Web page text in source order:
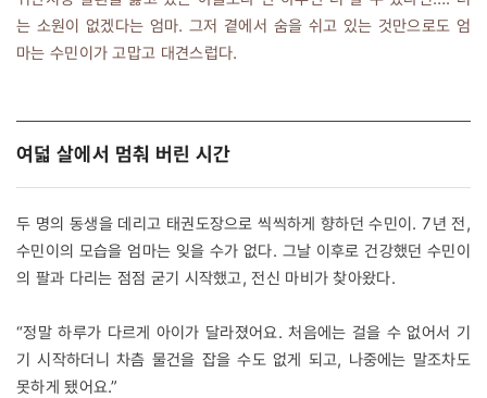
는 소원이 없겠다는 엄마. 그저 곁에서 숨을 쉬고 있는 것만으로도 엄
마는 수민이가 고맙고 대견스럽다.
여덟 살에서 멈춰 버린 시간
두 명의 동생을 데리고 태권도장으로 씩씩하게 향하던 수민이. 7년 전,
수민이의 모습을 엄마는 잊을 수가 없다. 그날 이후로 건강했던 수민이
의 팔과 다리는 점점 굳기 시작했고, 전신 마비가 찾아왔다.
“정말 하루가 다르게 아이가 달라졌어요. 처음에는 걸을 수 없어서 기
기 시작하더니 차츰 물건을 잡을 수도 없게 되고, 나중에는 말조차도
못하게 됐어요.”